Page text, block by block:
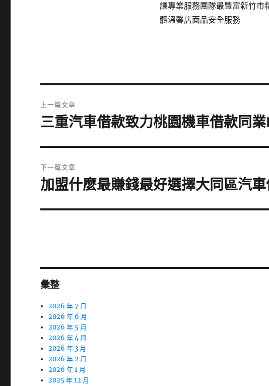
讓專業服務團隊最豐富新竹市
體溫馨店面品安全服務
章
上一篇文章
上
篇
文
章:
三重汽車借款致力桃園機車借款同
下一篇文章
下
篇
加盟什麼最賺錢最好選擇大同區汽
彙整
2026 年 7 月
2026 年 6 月
2026 年 5 月
2026 年 4 月
2026 年 3 月
2026 年 2 月
2026 年 1 月
2025 年 12 月